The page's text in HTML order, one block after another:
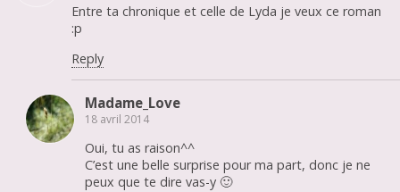
Entre ta chronique et celle de Lyda je veux ce roman
:p
Reply
Madame_Love
18 avril 2014
Oui, tu as raison^^
C’est une belle surprise pour ma part, donc je ne
peux que te dire vas-y 🙂